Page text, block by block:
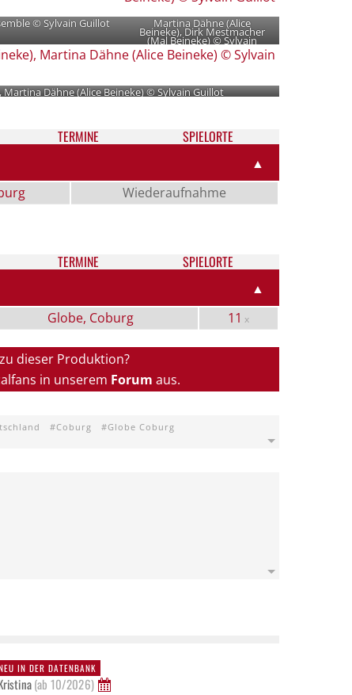
© Sylvain Guillot Martina Dähne (Alice
Beineke), Dirk Mestmacher
(Mal Beineke) © Sylvain
Guillot
Dähne (Alice Beineke) © Sylvain Guillot
TER­MI­NE
SPIELORTE
▲
Wiederaufnahme
TER­MI­NE
SPIELORTE
▲
Globe, Coburg 11 x
dieser Produktion?
in unserem Forum aus.
Coburg
Globe Coburg
IN DER DATENBANK
(ab 10/2026)